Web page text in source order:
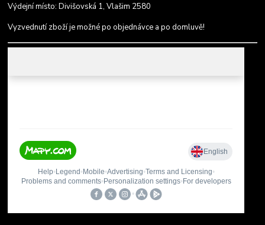
Výdejní místo: Divišovská 1, Vlašim 2580
Vyzvednutí zboží je možné po objednávce a po domluvě!